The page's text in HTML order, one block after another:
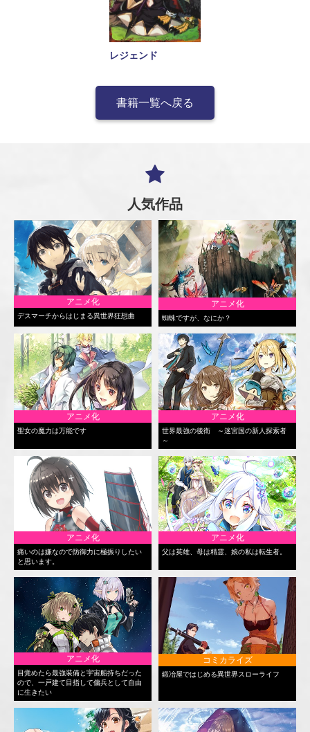
レジェンド
書籍一覧へ戻る
人気作品
アニメ化
デスマーチからはじまる異世界狂想曲
アニメ化
蜘蛛ですが、なにか？
アニメ化
聖女の魔力は万能です
アニメ化
世界最強の後衛 ～迷宮国の新人探索者
～
アニメ化
痛いのは嫌なので防御力に極振りしたい
と思います。
アニメ化
父は英雄、母は精霊、娘の私は転生者。
アニメ化
目覚めたら最強装備と宇宙船持ちだった
ので、一戸建て目指して傭兵として自由
に生きたい
コミカライズ
鍛冶屋ではじめる異世界スローライフ